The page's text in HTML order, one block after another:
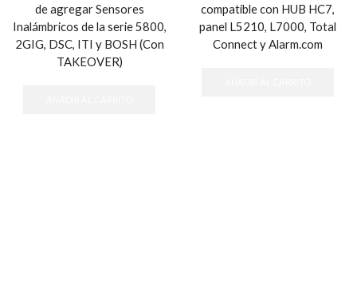
de agregar Sensores
Inalámbricos de la serie 5800,
2GIG, DSC, ITI y BOSH (Con
TAKEOVER)
compatible con HUB HC7,
panel L5210, L7000, Total
Connect y Alarm.com